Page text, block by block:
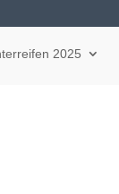
2025